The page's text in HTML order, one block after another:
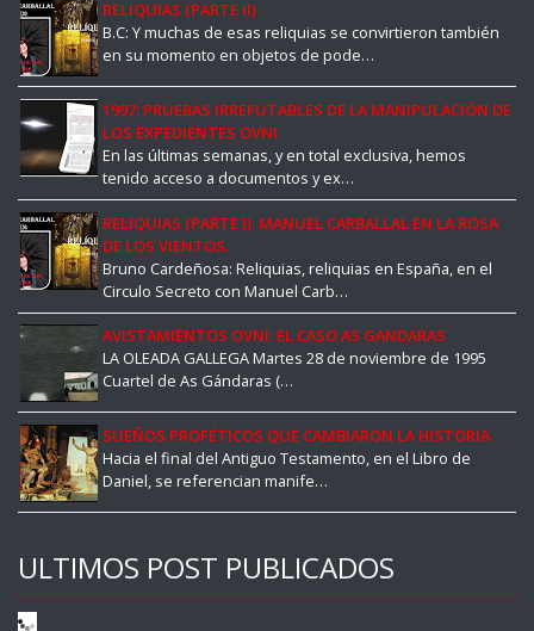
RELIQUIAS (PARTE II)
B.C: Y muchas de esas reliquias se convirtieron también
en su momento en objetos de pode…
1997: PRUEBAS IRREFUTABLES DE LA MANIPULACIÓN DE
LOS EXPEDIENTES OVNI
En las últimas semanas, y en total exclusiva, hemos
tenido acceso a documentos y ex…
RELIQUIAS (PARTE I). MANUEL CARBALLAL EN LA ROSA
DE LOS VIENTOS.
Bruno Cardeñosa: Reliquias, reliquias en España, en el
Circulo Secreto con Manuel Carb…
AVISTAMIENTOS OVNI: EL CASO AS GANDARAS
LA OLEADA GALLEGA Martes 28 de noviembre de 1995
Cuartel de As Gándaras (…
SUEÑOS PROFÉTICOS QUE CAMBIARON LA HISTORIA
Hacia el final del Antiguo Testamento, en el Libro de
Daniel, se referencian manife…
ULTIMOS POST PUBLICADOS